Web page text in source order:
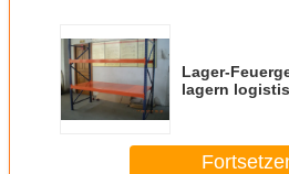
Lager-
lagern
Geschäftes